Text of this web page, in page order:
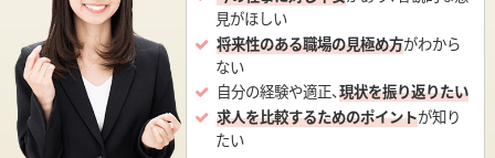
見がほしい
将来性のある職場の見極め方がわから
ない
自分の経験や適正、現状を振り返りたい
求人を比較するためのポイントが知り
たい